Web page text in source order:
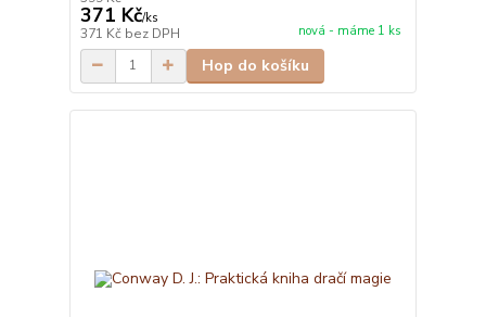
371 Kč/ks
371 Kč bez DPH nová - máme 1 ks
Hop do košíku